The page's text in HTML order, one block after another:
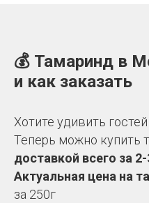
💰 Тамаринд в
и как заказать
Хотите удивить гостей
Теперь можно купить
доставкой всего за
Актуальная цена на
за 250г